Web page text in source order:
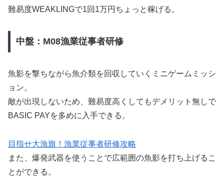
難易度WEAKLINGで1回1万円ちょっと稼げる。
中盤：M08漁業従事者研修
魚影を撃ちながら魚介類を回収していくミニゲームミッシ
ョン。
敵が出現しないため、難易度高くしてもデメリット無しで
BASIC PAYを多めに入手できる。
目指せ大漁旗！漁業従事者研修攻略
また、爆発武器を使うことで広範囲の魚影を打ち上げるこ
とができる。